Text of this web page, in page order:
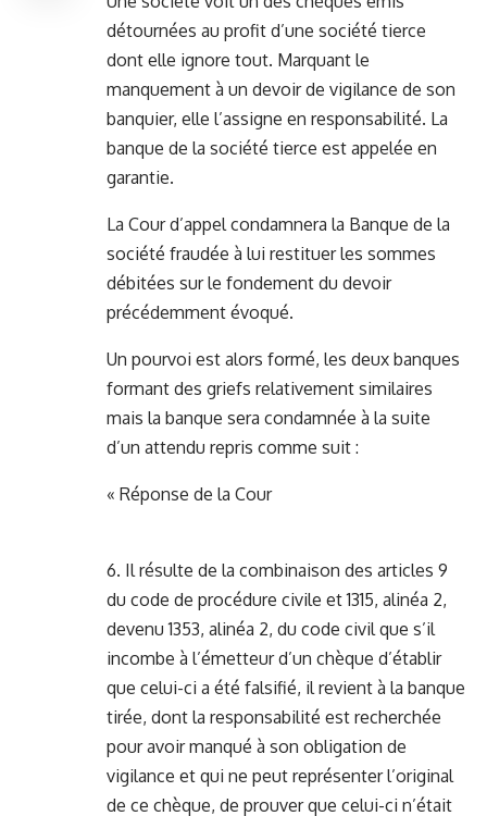
détournées au profit d’une société tierce
dont elle ignore tout. Marquant le
manquement à un devoir de vigilance de son
banquier, elle l’assigne en responsabilité. La
banque de la société tierce est appelée en
garantie.
La Cour d’appel condamnera la Banque de la
société fraudée à lui restituer les sommes
débitées sur le fondement du devoir
précédemment évoqué.
Un pourvoi est alors formé, les deux banques
formant des griefs relativement similaires
mais la banque sera condamnée à la suite
d’un attendu repris comme suit :
« Réponse de la Cour
6. Il résulte de la combinaison des articles 9
du code de procédure civile et 1315, alinéa 2,
devenu 1353, alinéa 2, du code civil que s’il
incombe à l’émetteur d’un chèque d’établir
que celui-ci a été falsifié, il revient à la banque
tirée, dont la responsabilité est recherchée
pour avoir manqué à son obligation de
vigilance et qui ne peut représenter l’original
de ce chèque, de prouver que celui-ci n’était